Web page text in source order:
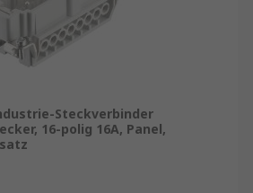
Industrie-Steckverbinder
16-polig 16A, Panel,